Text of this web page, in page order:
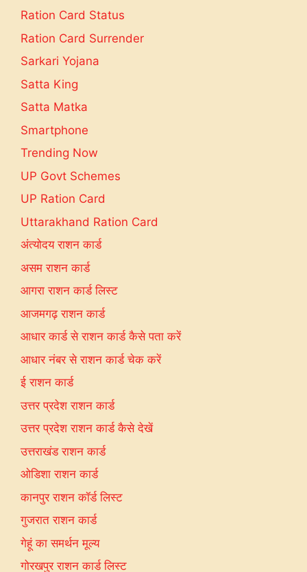
Ration Card Status
Ration Card Surrender
Sarkari Yojana
Satta King
Satta Matka
Smartphone
Trending Now
UP Govt Schemes
UP Ration Card
Uttarakhand Ration Card
अंत्योदय राशन कार्ड
असम राशन कार्ड
आगरा राशन कार्ड लिस्ट
आजमगढ़ राशन कार्ड
आधार कार्ड से राशन कार्ड कैसे पता करें
आधार नंबर से राशन कार्ड चेक करें
ई राशन कार्ड
उत्तर प्रदेश राशन कार्ड
उत्तर प्रदेश राशन कार्ड कैसे देखें
उत्तराखंड राशन कार्ड
ओडिशा राशन कार्ड
कानपुर राशन कॉर्ड लिस्ट
गुजरात राशन कार्ड
गेहूं का समर्थन मूल्य
गोरखपुर राशन कार्ड लिस्ट